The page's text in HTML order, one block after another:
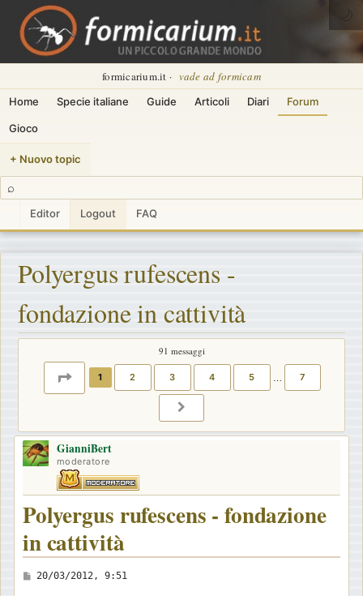
formicarium.it · vade ad formicam
Home Specie italiane Guide Articoli Diari Forum
Gioco
+ Nuovo topic
⌕
Editor Logout FAQ
🌙
Polyergus rufescens -
fondazione in cattività
91 messaggi
PAGINA DI
1 2 3 4 5 … 7
GianniBert
moderatore
Polyergus rufescens - fondazione
in cattività
M
20/03/2012, 9:51